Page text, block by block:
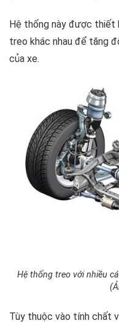
Hệ thống này được thiết
treo khác nhau để tăng
của xe.
Hệ thống treo với nhiều
Tùy thuộc vào tính chất